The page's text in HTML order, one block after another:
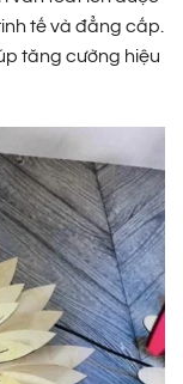
tế và đẳng cấp.
tăng cường hiệu